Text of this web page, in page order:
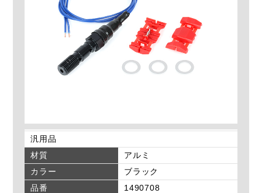
汎用品
材質
アルミ
カラー
ブラック
品番
1490708